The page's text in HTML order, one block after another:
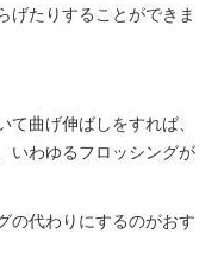
げたりすることができま
曲げ伸ばしをすれば、
いわゆるフロッシングが
の代わりにするのがおす